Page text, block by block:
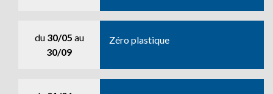
du 30/05 au
30/09
Zéro plastique